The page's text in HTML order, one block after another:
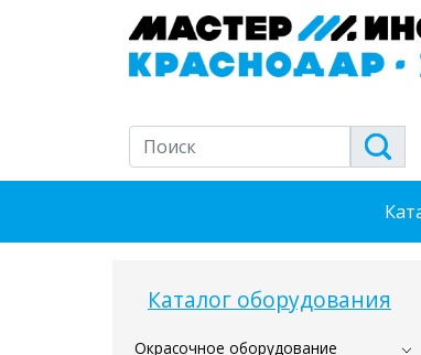
Каталог оборудования
Окрасочное оборудование